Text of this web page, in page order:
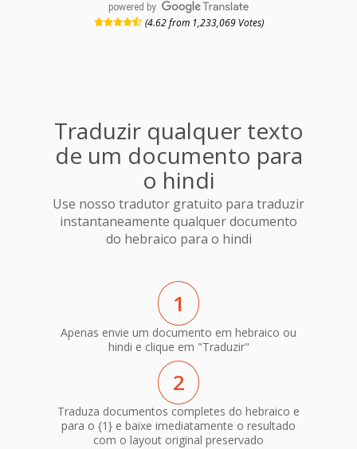
powered by
(4.62 from 1,233,069 Votes)
Traduzir qualquer texto
de um documento para
o hindi
Use nosso tradutor gratuito para traduzir
instantaneamente qualquer documento
do hebraico para o hindi
1
Apenas envie um documento em hebraico ou
hindi e clique em "Traduzir"
2
Traduza documentos completes do hebraico e
para o {1} e baixe imediatamente o resultado
com o layout original preservado